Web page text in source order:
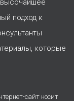
высочайшее
подход к
которые
сайт носит